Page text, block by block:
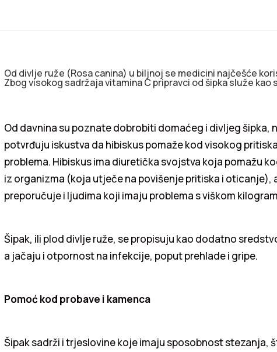
Od divlje ruže (Rosa canina) u biljnoj se medicini najčešće
Zbog visokog sadržaja vitamina C pripravci od šipka služe
Od davnina su poznate dobrobiti domaćeg i divljeg šipka,
potvrđuju iskustva da hibiskus pomaže kod visokog
problema. Hibiskus ima diuretička svojstva koja pomažu
iz organizma (koja utječe na povišenje pritiska i oticanje),
preporučuje i ljudima koji imaju problema s viškom
Šipak, ili plod divlje ruže, se propisuju kao dodatno
a jačaju i otpornost na infekcije, poput prehlade i gripe.
Pomoć kod probave i kamenca
Šipak sadrži i trjeslovine koje imaju sposobnost stezanja,